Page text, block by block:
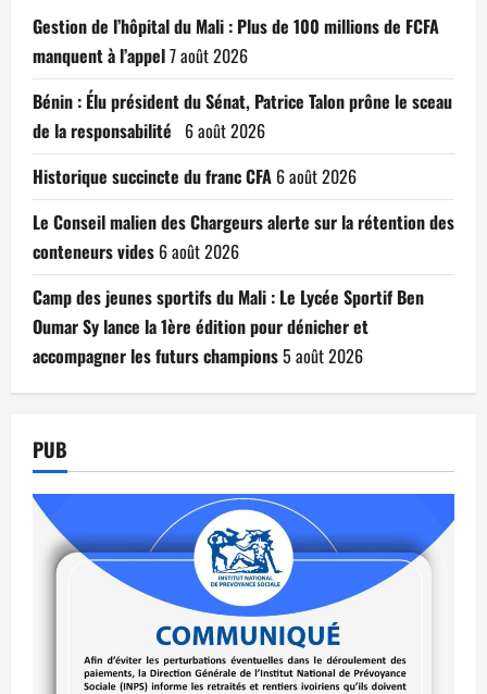
Gestion de l’hôpital du Mali : Plus de 100 millions de FCFA
manquent à l’appel7 août 2026
Bénin : Élu président du Sénat, Patrice Talon prône le sceau
de la responsabilité 6 août 2026
Historique succincte du franc CFA 6 août 2026
Le Conseil malien des Chargeurs alerte sur la rétention des
conteneurs vides 6 août 2026
Camp des jeunes sportifs du Mali : Le Lycée Sportif Ben
Oumar Sy lance la 1ère édition pour dénicher et
accompagner les futurs champions5 août 2026
PUB